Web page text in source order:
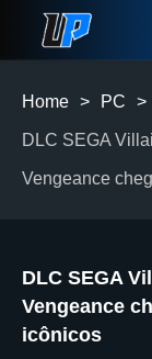
Home > PC >
DLC SEGA
Vengeance
DLC SEGA
Vengeance
icônicos